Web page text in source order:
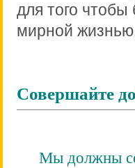
для того
мирной
Совершайте
Мы должны